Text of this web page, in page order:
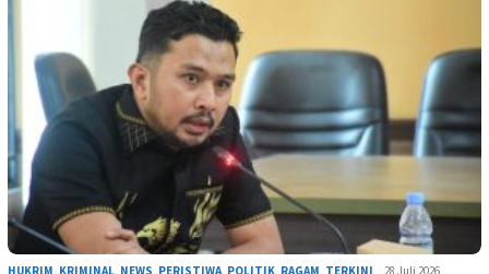
HUKRIM KRIMINAL NEWS PERISTIWA POLITIK RAGAM TERKINI 28 Juli 2026